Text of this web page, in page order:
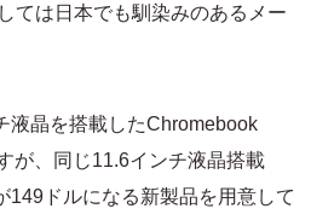
ては日本でも馴染みのあるメー
液晶を搭載したChromebook
が、同じ11.6インチ液晶搭載
149ドルになる新製品を用意して